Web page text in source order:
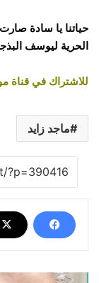
حياتنا يا سادة
الحرية ليوسف
للاشتراك في قناة
ماجد زايد